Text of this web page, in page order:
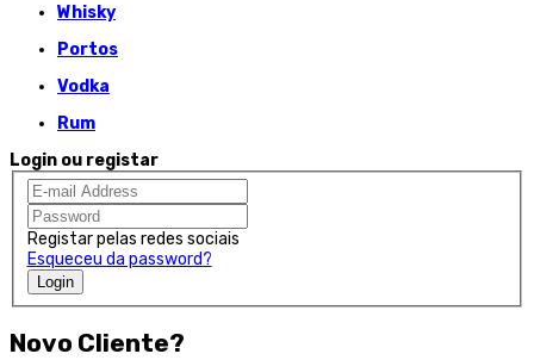
Whisky
Portos
Vodka
Rum
Login ou registar
Registar pelas redes sociais
Esqueceu da password?
Login
Novo Cliente?